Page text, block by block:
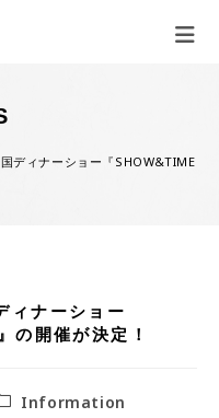
ディナーショー『SHOW&TIME
ィナーショー
の開催が決定！
Information